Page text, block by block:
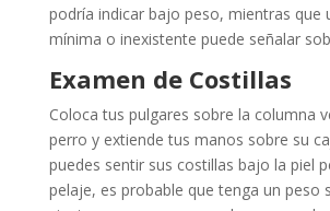
podría indicar bajo peso, mientras que
mínima o inexistente puede señalar
Examen de Costillas
Coloca tus pulgares sobre la columna
perro y extiende tus manos sobre su
puedes sentir sus costillas bajo la piel
pelaje, es probable que tenga un peso